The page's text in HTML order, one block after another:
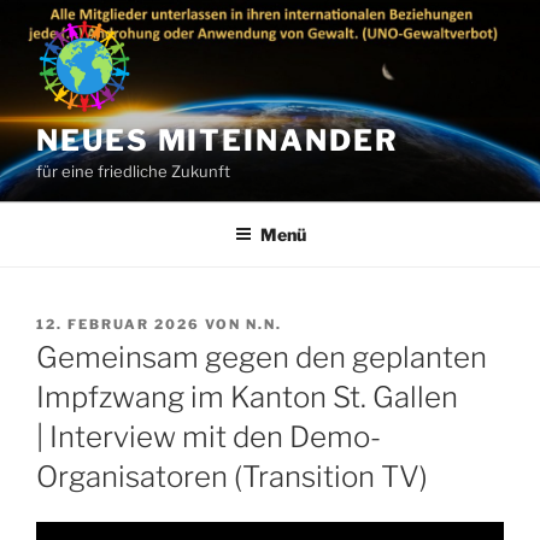
Inhalt
springen
NEUES MITEINANDER
für eine friedliche Zukunft
Menü
VERÖFFENTLICHT
AM
12. FEBRUAR 2026 VON N.N.
Gemeinsam gegen den geplanten
Impfzwang im Kanton St. Gallen
| Interview mit den Demo-
Organisatoren (Transition TV)